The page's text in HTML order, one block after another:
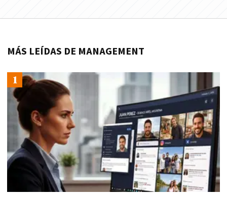
MÁS LEÍDAS DE MANAGEMENT